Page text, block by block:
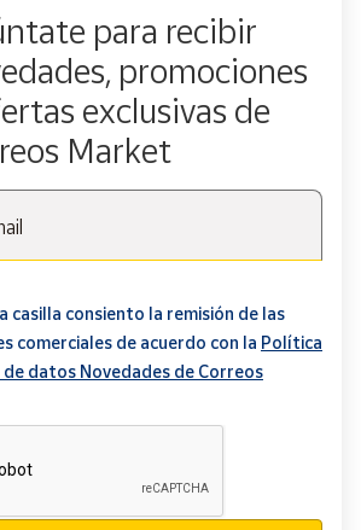
para recibir
promociones
exclusivas de
Market
casilla consiento la remisión de las
comerciales de acuerdo con la Política
datos Novedades de Correos